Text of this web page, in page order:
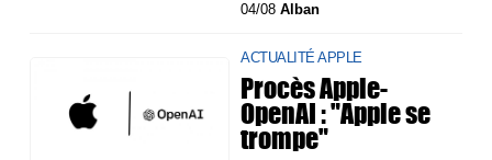
04/08Alban
ACTUALITÉ APPLE
Procès Apple-
OpenAI : "Apple se
trompe"